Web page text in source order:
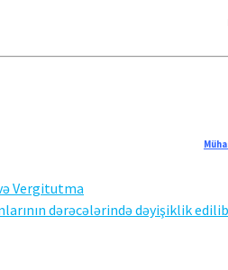
Vergitutma
dərəcələrində dəyişiklik edilib